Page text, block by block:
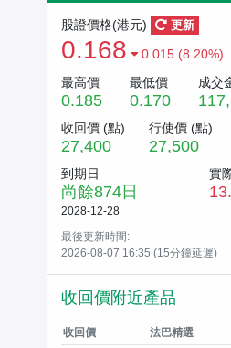
股證價格(港元) 更新
0.168
0.015 (8.20%)
最高價
0.185
最低價
0.170
成交
收回價 (點)
27,400
行使價 (點)
27,500
到期日
尚餘874日
2028-12-28
實
最後更新時間:
2026-08-07 16:35 (15分鐘延遲)
收回價附近產品
收回價 法巴精選